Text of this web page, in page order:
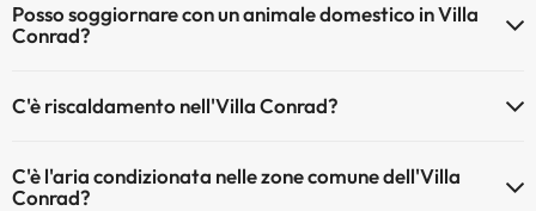
Posso soggiornare con un animale domestico in Villa
Conrad?
pagamento diretto in hotel). Verifica le condizioni.
C'è riscaldamento nell'Villa Conrad?
C'è l'aria condizionata nelle zone comune dell'Villa
Conrad?